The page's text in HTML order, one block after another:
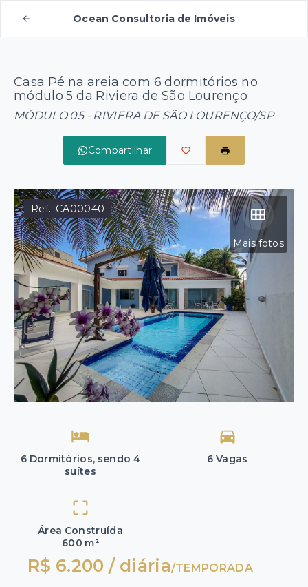
Ocean Consultoria de Imóveis
Casa Pé na areia com 6 dormitórios no
módulo 5 da Riviera de São Lourenço
MÓDULO 05 - RIVIERA DE SÃO LOURENÇO/SP
Compartilhar
Mais fotos
Ref.: CA00040
6 Dormitórios, sendo 4
suítes
6 Vagas
Área Construída
600 m²
R$ 6.200 / diária/TEMPORADA